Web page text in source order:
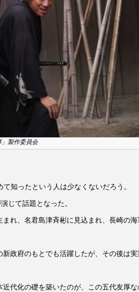
けやき台中学校 けやき台小学校
こうべさんだ能・狂言・講談子ども
る『夏のこども美術館』 こばえ
すずかけ台小学校 すずきまみ
クはどうされますか つつじが丘
なたがいる とくとくトーク
わさえこ ぴぽん ふくし情報
がきとしこの知りたい、聞きたい、伝えたい
のき台中学校 ゆりのき台小学校
製作委員会
知ったという人は少なくないだろう。
じて話題となった。
れ、名君島津斉彬に見込まれ、長崎の
政府のもとでも活躍したが、その後は
代化の礎を築いたのが、この五代友厚な